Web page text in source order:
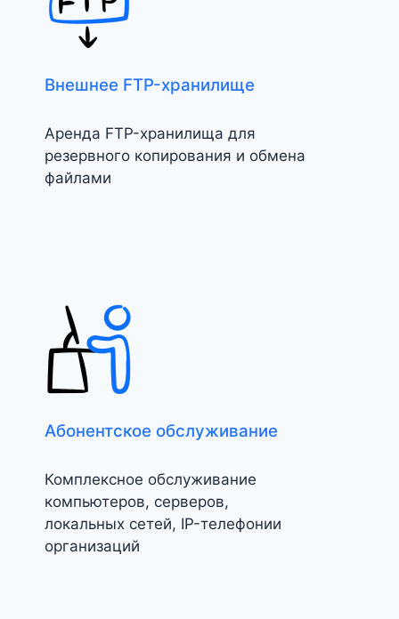
Внешнее FTP-хранилище
Аренда FTP-хранилища для
резервного копирования и обмена
файлами
Абонентское обслуживание
Комплексное обслуживание
компьютеров, серверов,
локальных сетей, IP-телефонии
организаций